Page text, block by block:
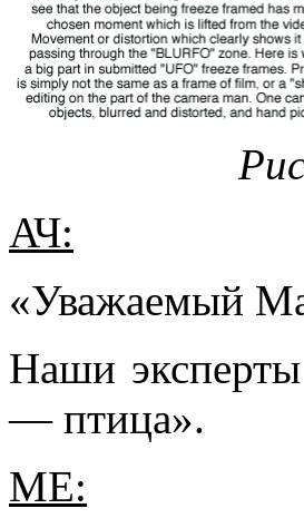
АЧ:
«Уважаемый
Наши
— птица».
МЕ: